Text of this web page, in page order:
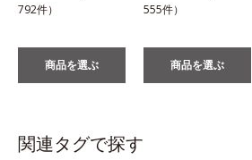
792件）
商品を選ぶ
555件）
商品を選ぶ
関連タグで探す